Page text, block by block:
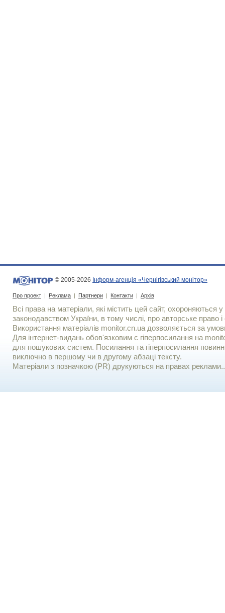
© 2005-2026 Інформ-агенція «Чернігівський монітор»
Про проект | Реклама | Партнери | Контакти | Архів
Всі права на матеріали, які містить цей сайт, охороняються у
законодавством України, в тому числі, про авторське право і
Використання матерiалiв monitor.cn.ua дозволяється за
Для iнтернет-видань обов'язковим є гiперпосилання на
для пошукових систем. Посилання та гіперпосилання
виключно в першому чи в другому абзаці тексту.
Матеріали з позначкою (PR) друкуються на правах реклами..